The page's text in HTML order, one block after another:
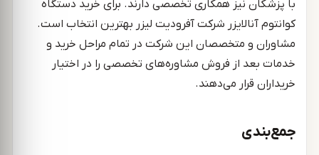
با پزشکان نیز همکاری تخصصی دارند. برای خرید دستگاه
کوانتوم آنالایزر شرکت آفرودیت لیزر بهترین انتخاب است.
مشاوران و متخصصان این شرکت در تمام مراحل خرید و
خدمات بعد از فروش مشاوره‌های تخصصی را در اختیار
خریداران قرار می‌دهند.
جمع‌بندی